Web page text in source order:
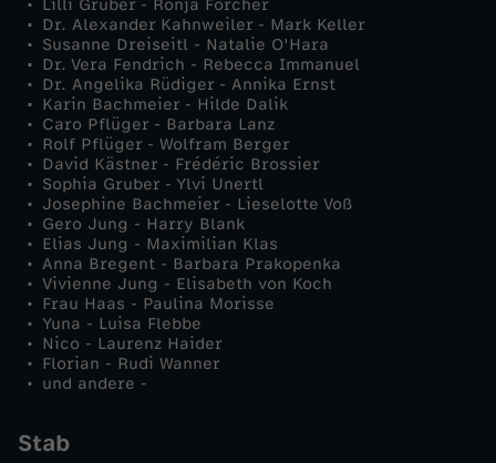
Lilli Gruber - Ronja Forcher
Dr. Alexander Kahnweiler - Mark Keller
Susanne Dreiseitl - Natalie O'Hara
Dr. Vera Fendrich - Rebecca Immanuel
Dr. Angelika Rüdiger - Annika Ernst
Karin Bachmeier - Hilde Dalik
Caro Pflüger - Barbara Lanz
Rolf Pflüger - Wolfram Berger
David Kästner - Frédéric Brossier
Sophia Gruber - Ylvi Unertl
Josephine Bachmeier - Lieselotte Voß
Gero Jung - Harry Blank
Elias Jung - Maximilian Klas
Anna Bregent - Barbara Prakopenka
Vivienne Jung - Elisabeth von Koch
Frau Haas - Paulina Morisse
Yuna - Luisa Flebbe
Nico - Laurenz Haider
Florian - Rudi Wanner
und andere -
Stab